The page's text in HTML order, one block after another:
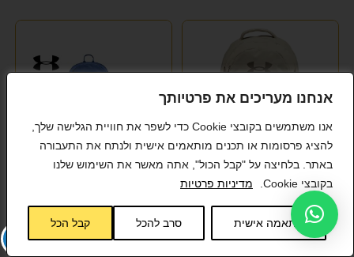
אנחנו מעריכים את פרטיותך
אנו משתמשים בקובצי Cookie כדי לשפר את חוויית הגלישה שלך,
להציג פרסומות או תכנים מותאמים אישית ולנתח את התעבורה
באתר. בלחיצה על "קבל הכול", אתה מאשר את השימוש שלנו
בקובצי Cookie.
מדיניות פרטיות
התאמה אישית סרב להכל קבל הכל
תיק גב ספורטיבי עם תא
למחשב נייד מבית Under